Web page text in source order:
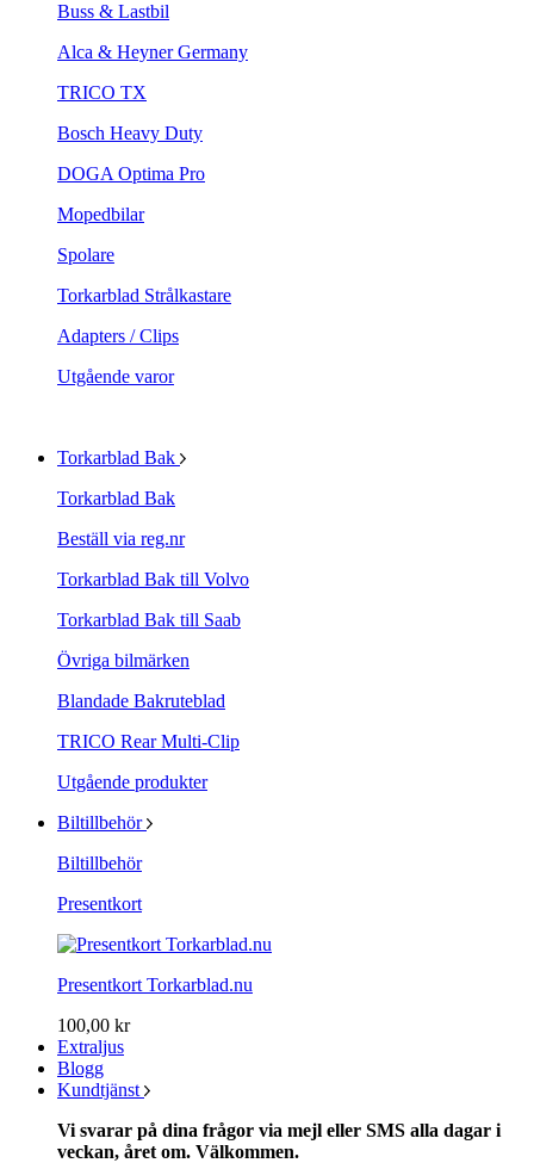
Buss & Lastbil
Alca & Heyner Germany
TRICO TX
Bosch Heavy Duty
DOGA Optima Pro
Mopedbilar
Spolare
Torkarblad Strålkastare
Adapters / Clips
Utgående varor
Torkarblad Bak
Torkarblad Bak
Beställ via reg.nr
Torkarblad Bak till Volvo
Torkarblad Bak till Saab
Övriga bilmärken
Blandade Bakruteblad
TRICO Rear Multi-Clip
Utgående produkter
Biltillbehör
Biltillbehör
Presentkort
Presentkort Torkarblad.nu
100,00 kr
Extraljus
Blogg
Kundtjänst
Vi svarar på dina frågor via mejl eller SMS alla dagar i
veckan, året om. Välkommen.